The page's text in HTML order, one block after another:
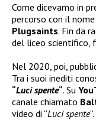
Come dicevamo in
percorso con il nome
Plugsaints. Fin da
del liceo scientifico,
Nel 2020, poi,
Tra i suoi inediti
“Luci spente“. Su
canale chiamato
video di “Luci spente“.